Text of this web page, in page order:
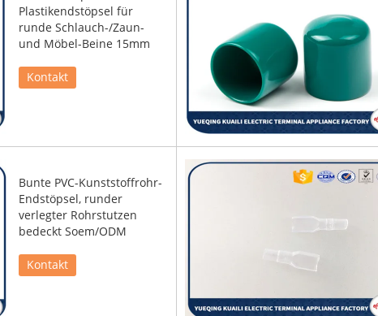
Plastikendstöpsel für
runde Schlauch-/Zaun-
und Möbel-Beine 15mm
Kontakt
Bunte PVC-Kunststoffrohr-
Endstöpsel, runder
verlegter Rohrstutzen
bedeckt Soem/ODM
Kontakt